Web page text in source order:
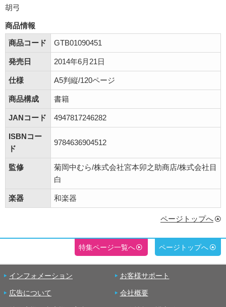
胡弓
商品情報
商品コード
GTB01090451
発売日 2014年6月21日
仕様 A5判縦/120ページ
商品構成 書籍
JANコード 4947817246282
ISBNコー
ド
9784636904512
監修
菊岡中むら/株式会社宮本卯之助商店/株式会社目
白
楽器 和楽器
ページトップへ
特集ページ一覧へ ページトップへ
インフォメーション お客様サポート
広告について 会社概要